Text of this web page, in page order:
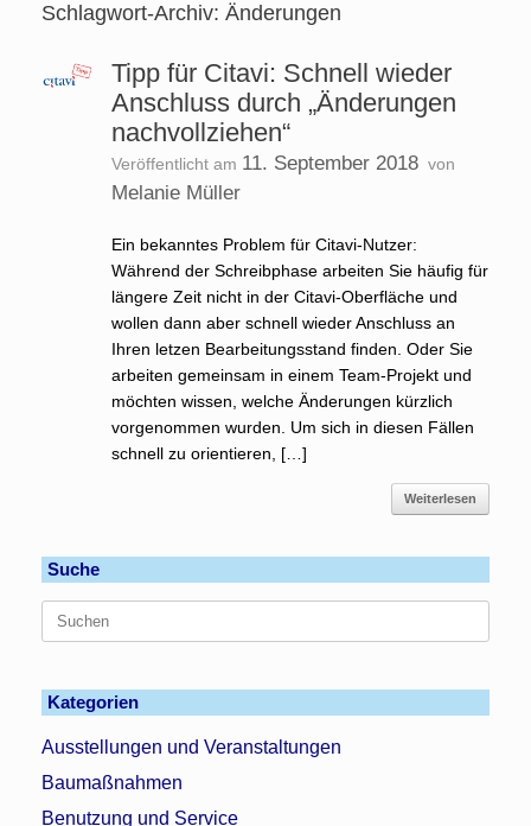
Schlagwort-Archiv: Änderungen
Tipp für Citavi: Schnell wieder
Anschluss durch „Änderungen
nachvollziehen“
Veröffentlicht am 11. September 2018 von
Melanie Müller
Ein bekanntes Problem für Citavi-Nutzer:
Während der Schreibphase arbeiten Sie häufig für
längere Zeit nicht in der Citavi-Oberfläche und
wollen dann aber schnell wieder Anschluss an
Ihren letzen Bearbeitungsstand finden. Oder Sie
arbeiten gemeinsam in einem Team-Projekt und
möchten wissen, welche Änderungen kürzlich
vorgenommen wurden. Um sich in diesen Fällen
schnell zu orientieren, […]
Weiterlesen
Suche
Suchen
Kategorien
Ausstellungen und Veranstaltungen
Baumaßnahmen
Benutzung und Service